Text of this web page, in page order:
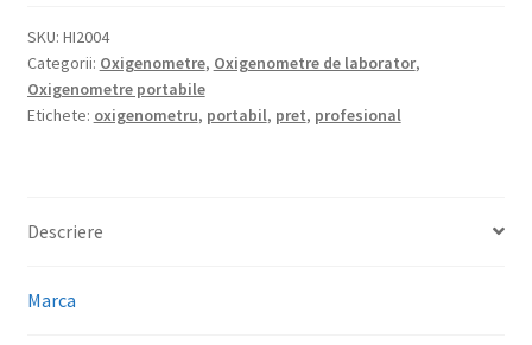
SKU: HI2004
Categorii: Oxigenometre, Oxigenometre de laborator,
Oxigenometre portabile
Etichete: oxigenometru, portabil, pret, profesional
Descriere
Marca